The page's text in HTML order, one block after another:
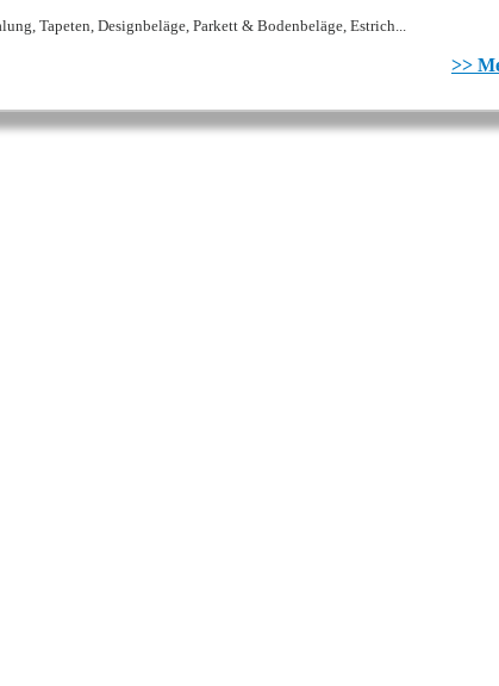
Tapeten, Designbeläge, Parkett & Bodenbeläge, Estrich...
>>